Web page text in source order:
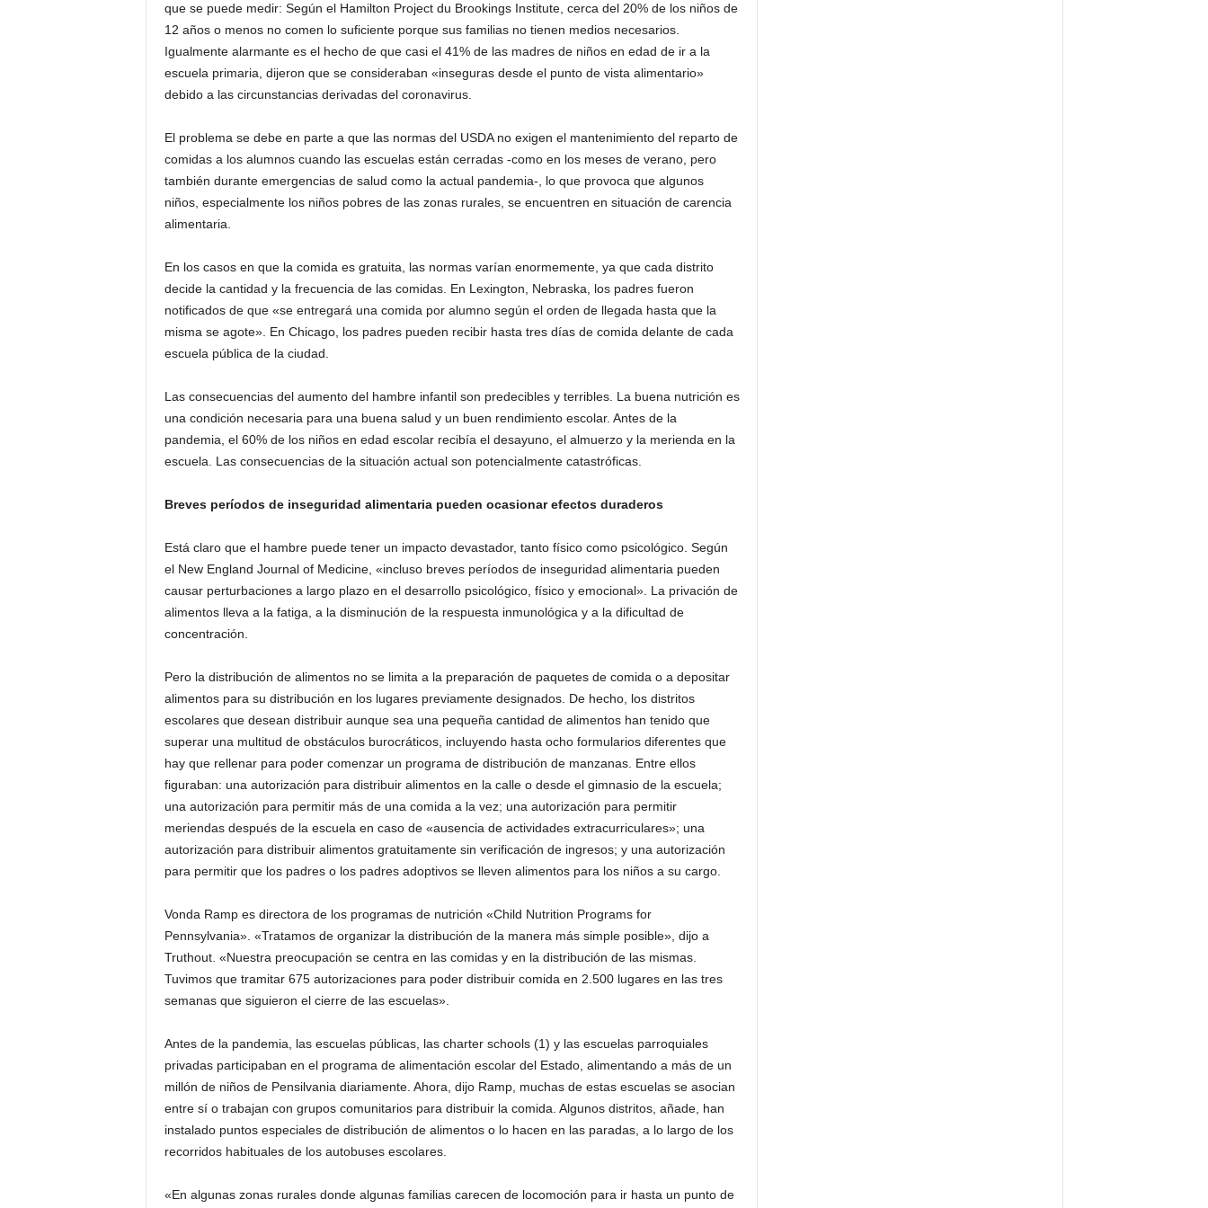
que se puede medir: Según el Hamilton Project du Brookings Institute, cerca del 20% de los niños de
12 años o menos no comen lo suficiente porque sus familias no tienen medios necesarios.
Igualmente alarmante es el hecho de que casi el 41% de las madres de niños en edad de ir a la
escuela primaria, dijeron que se consideraban «inseguras desde el punto de vista alimentario»
debido a las circunstancias derivadas del coronavirus.
El problema se debe en parte a que las normas del USDA no exigen el mantenimiento del reparto de
comidas a los alumnos cuando las escuelas están cerradas -como en los meses de verano, pero
también durante emergencias de salud como la actual pandemia-, lo que provoca que algunos
niños, especialmente los niños pobres de las zonas rurales, se encuentren en situación de carencia
alimentaria.
En los casos en que la comida es gratuita, las normas varían enormemente, ya que cada distrito
decide la cantidad y la frecuencia de las comidas. En Lexington, Nebraska, los padres fueron
notificados de que «se entregará una comida por alumno según el orden de llegada hasta que la
misma se agote». En Chicago, los padres pueden recibir hasta tres días de comida delante de cada
escuela pública de la ciudad.
Las consecuencias del aumento del hambre infantil son predecibles y terribles. La buena nutrición es
una condición necesaria para una buena salud y un buen rendimiento escolar. Antes de la
pandemia, el 60% de los niños en edad escolar recibía el desayuno, el almuerzo y la merienda en la
escuela. Las consecuencias de la situación actual son potencialmente catastróficas.
Breves períodos de inseguridad alimentaria pueden ocasionar efectos duraderos
Está claro que el hambre puede tener un impacto devastador, tanto físico como psicológico. Según
el New England Journal of Medicine, «incluso breves períodos de inseguridad alimentaria pueden
causar perturbaciones a largo plazo en el desarrollo psicológico, físico y emocional». La privación de
alimentos lleva a la fatiga, a la disminución de la respuesta inmunológica y a la dificultad de
concentración.
Pero la distribución de alimentos no se limita a la preparación de paquetes de comida o a depositar
alimentos para su distribución en los lugares previamente designados. De hecho, los distritos
escolares que desean distribuir aunque sea una pequeña cantidad de alimentos han tenido que
superar una multitud de obstáculos burocráticos, incluyendo hasta ocho formularios diferentes que
hay que rellenar para poder comenzar un programa de distribución de manzanas. Entre ellos
figuraban: una autorización para distribuir alimentos en la calle o desde el gimnasio de la escuela;
una autorización para permitir más de una comida a la vez; una autorización para permitir
meriendas después de la escuela en caso de «ausencia de actividades extracurriculares»; una
autorización para distribuir alimentos gratuitamente sin verificación de ingresos; y una autorización
para permitir que los padres o los padres adoptivos se lleven alimentos para los niños a su cargo.
Vonda Ramp es directora de los programas de nutrición «Child Nutrition Programs for
Pennsylvania». «Tratamos de organizar la distribución de la manera más simple posible», dijo a
Truthout. «Nuestra preocupación se centra en las comidas y en la distribución de las mismas.
Tuvimos que tramitar 675 autorizaciones para poder distribuir comida en 2.500 lugares en las tres
semanas que siguieron el cierre de las escuelas».
Antes de la pandemia, las escuelas públicas, las charter schools (1) y las escuelas parroquiales
privadas participaban en el programa de alimentación escolar del Estado, alimentando a más de un
millón de niños de Pensilvania diariamente. Ahora, dijo Ramp, muchas de estas escuelas se asocian
entre sí o trabajan con grupos comunitarios para distribuir la comida. Algunos distritos, añade, han
instalado puntos especiales de distribución de alimentos o lo hacen en las paradas, a lo largo de los
recorridos habituales de los autobuses escolares.
«En algunas zonas rurales donde algunas familias carecen de locomoción para ir hasta un punto de